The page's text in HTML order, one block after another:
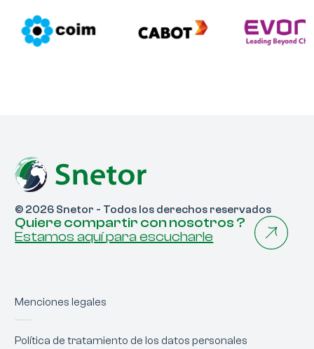
© 2026 Snetor - Todos los derechos reservados
Quiere compartir con nosotros ?
Estamos aquí para escucharle
Menciones legales
Política de tratamiento de los datos personales